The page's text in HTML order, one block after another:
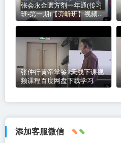
张会永金匮方剂一年通(传习
班-第一期)【旁听班】视频课
程8集百度网盘下载学习
张仲行黄帝掌鉴2天线下课视
频课程百度网盘下载学习
添加客服微信